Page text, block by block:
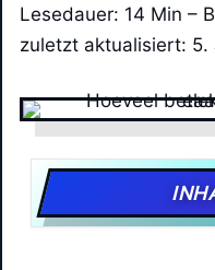
Lesedauer: 14 Min –
zuletzt aktualisiert: 5.